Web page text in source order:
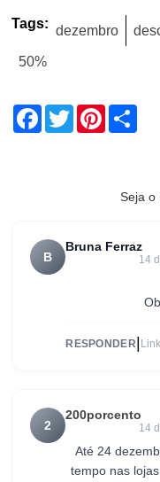
Tags: dezembro
50%
Facebook
TwitterPinterest
Seja o
B
Bruna Ferraz
14
RESPONDER Link
2
200porcento
14
Até 24
tempo nas